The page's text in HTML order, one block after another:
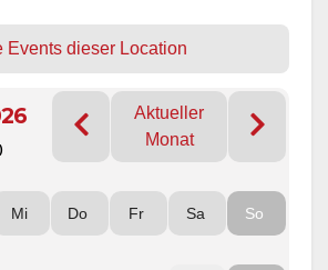
Events dieser Location
Aktueller
Monat
Mi Do Fr Sa So